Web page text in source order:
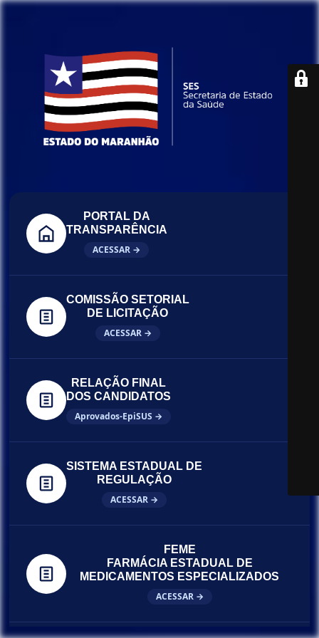
PORTAL DA
TRANSPARÊNCIA
ACESSAR →
COMISSÃO SETORIAL
DE LICITAÇÃO
ACESSAR →
RELAÇÃO FINAL
DOS CANDIDATOS
Aprovados-EpiSUS →
SISTEMA ESTADUAL DE
REGULAÇÃO
ACESSAR →
FEME
FARMÁCIA ESTADUAL DE
MEDICAMENTOS ESPECIALIZADOS
ACESSAR →